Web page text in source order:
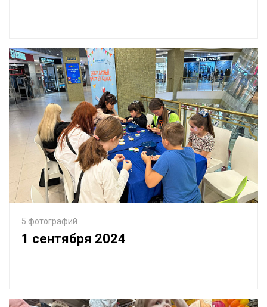
5 фотографий
1 сентября 2024